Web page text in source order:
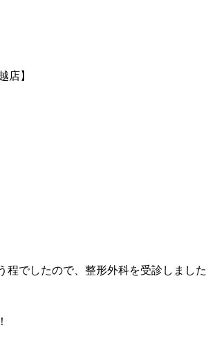
店】
程でしたので、整形外科を受診しました